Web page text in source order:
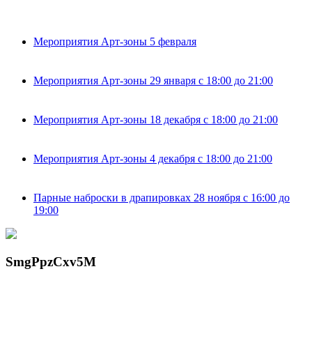
Мероприятия Арт-зоны 5 февраля
Мероприятия Арт-зоны 29 января с 18:00 до 21:00
Мероприятия Арт-зоны 18 декабря с 18:00 до 21:00
Мероприятия Арт-зоны 4 декабря с 18:00 до 21:00
Парные наброски в драпировках 28 ноября с 16:00 до
19:00
SmgPpzCxv5M